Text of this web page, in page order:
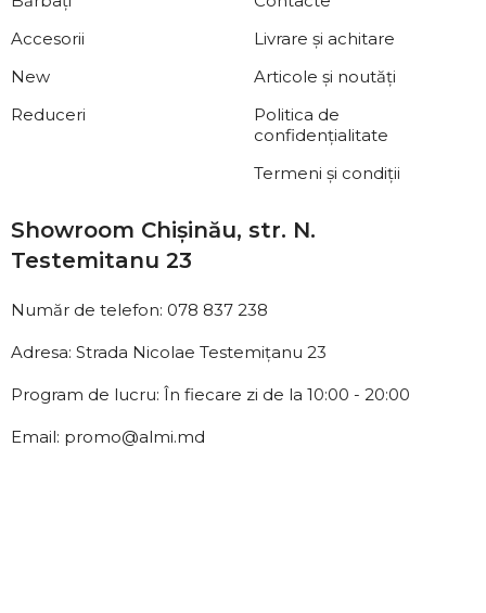
Accesorii
New
Reduceri
Livrare și achitare
Articole și noutăți
Politica de
confidențialitate
Termeni și condiții
Showroom Chișinău, str. N.
Testemitanu 23
Număr de telefon: 078 837 238
Adresa: Strada Nicolae Testemițanu 23
Program de lucru: În fiecare zi de la 10:00 - 20:00
Email: promo@almi.md